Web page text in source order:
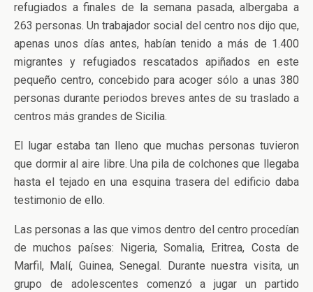
refugiados a finales de la semana pasada, albergaba a
263 personas. Un trabajador social del centro nos dijo que,
apenas unos días antes, habían tenido a más de 1.400
migrantes y refugiados rescatados apiñados en este
pequeño centro, concebido para acoger sólo a unas 380
personas durante periodos breves antes de su traslado a
centros más grandes de Sicilia.
El lugar estaba tan lleno que muchas personas tuvieron
que dormir al aire libre. Una pila de colchones que llegaba
hasta el tejado en una esquina trasera del edificio daba
testimonio de ello.
Las personas a las que vimos dentro del centro procedían
de muchos países: Nigeria, Somalia, Eritrea, Costa de
Marfil, Malí, Guinea, Senegal. Durante nuestra visita, un
grupo de adolescentes comenzó a jugar un partido